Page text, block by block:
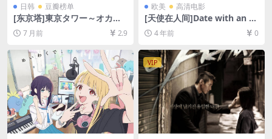
日韩 豆瓣榜单
[东京塔]東京タワー～オカン
とボクと、時々、オトン～ (2
007)[百度网盘+夸克网盘1080
放/下载][MP4/10GB][中文字
幕]
7 月前 2.9
欧美 高清电影
[天使在人间]Date with an A
ngel (1987)[百度网盘+迅雷云
盘资源1080P超清未删减][MP
4 年前 0
VIP